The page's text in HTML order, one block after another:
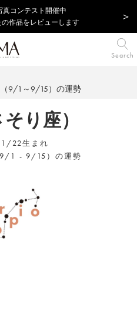
真コンテスト開催中
作品をレビューします
Search
9/1～9/15）の運勢
り座）
22生まれ
1 - 9/15）の運勢